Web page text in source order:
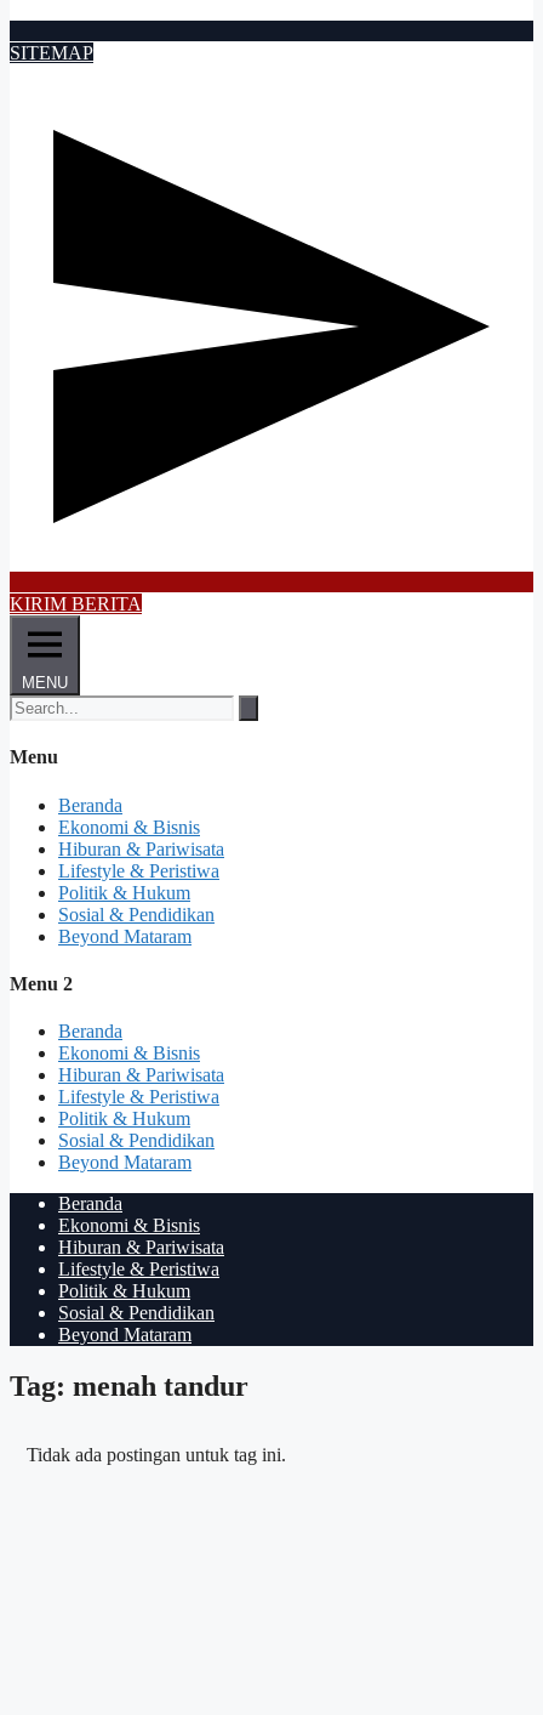
SITEMAP
KIRIM BERITA
MENU
Menu
Beranda
Ekonomi & Bisnis
Hiburan & Pariwisata
Lifestyle & Peristiwa
Politik & Hukum
Sosial & Pendidikan
Beyond Mataram
Menu 2
Beranda
Ekonomi & Bisnis
Hiburan & Pariwisata
Lifestyle & Peristiwa
Politik & Hukum
Sosial & Pendidikan
Beyond Mataram
Beranda
Ekonomi & Bisnis
Hiburan & Pariwisata
Lifestyle & Peristiwa
Politik & Hukum
Sosial & Pendidikan
Beyond Mataram
Tag: menah tandur
Tidak ada postingan untuk tag ini.